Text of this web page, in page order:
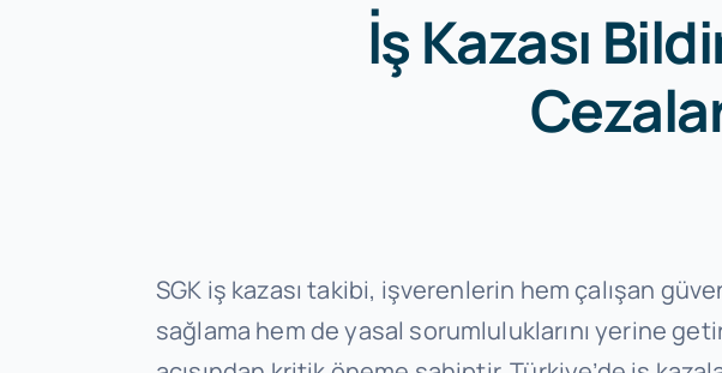
İş Kazası
SGK iş kazası takibi, işverenlerin hem çalışan
sağlama hem de yasal sorumluluklarını yerine